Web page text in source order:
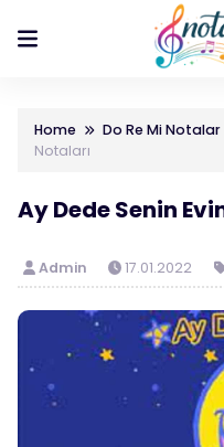
Home Do Re Mi Notalar
Notaları
Ay Dede Senin
Admin 17.01.2022